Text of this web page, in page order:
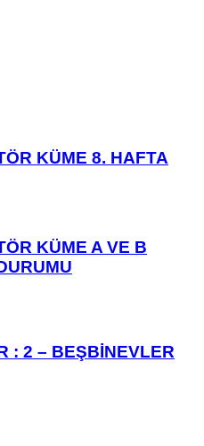
KÜME 8. HAFTA
KÜME A VE B
: 2 – BEŞBİNEVLER